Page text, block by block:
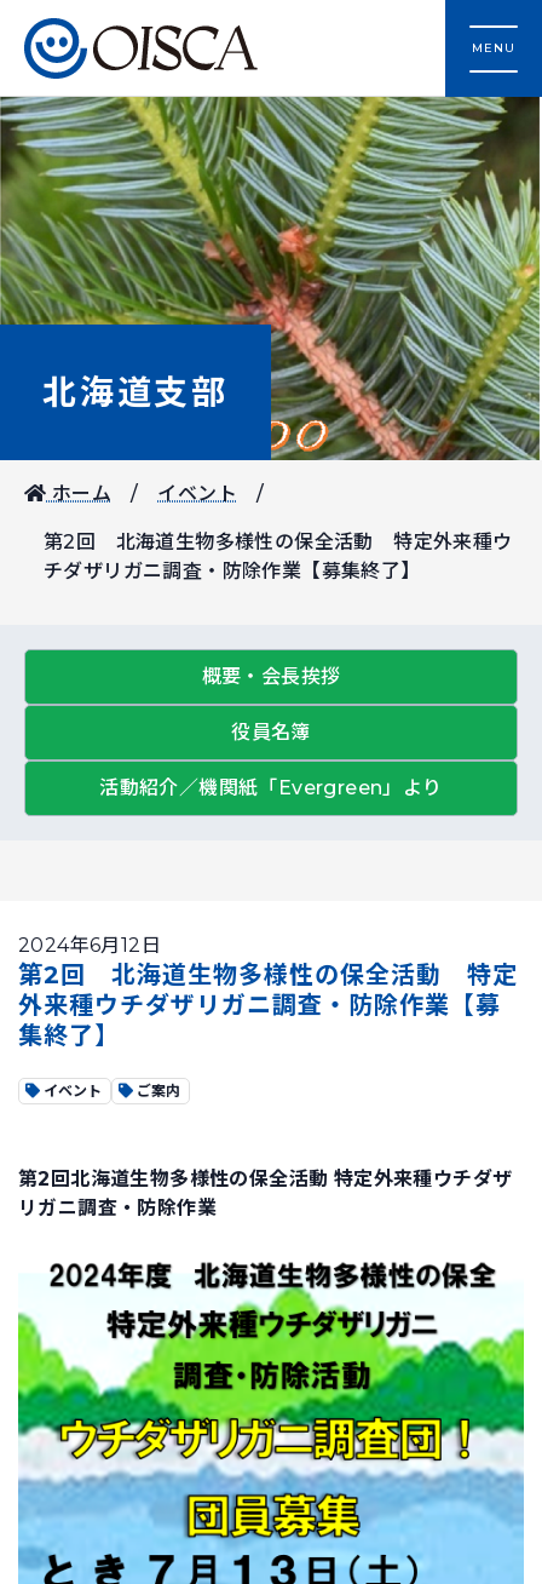
MENU
北海道支部
ホーム イベント
第2回 北海道生物多様性の保全活動 特定外来種ウ
チダザリガニ調査・防除作業【募集終了】
概要・会長挨拶
役員名簿
活動紹介／機関紙「Evergreen」より
2024年6月12日
第2回 北海道生物多様性の保全活動 特定
外来種ウチダザリガニ調査・防除作業【募
集終了】
イベント ご案内
第2回北海道生物多様性の保全活動 特定外来種ウチダザ
リガニ調査・防除作業